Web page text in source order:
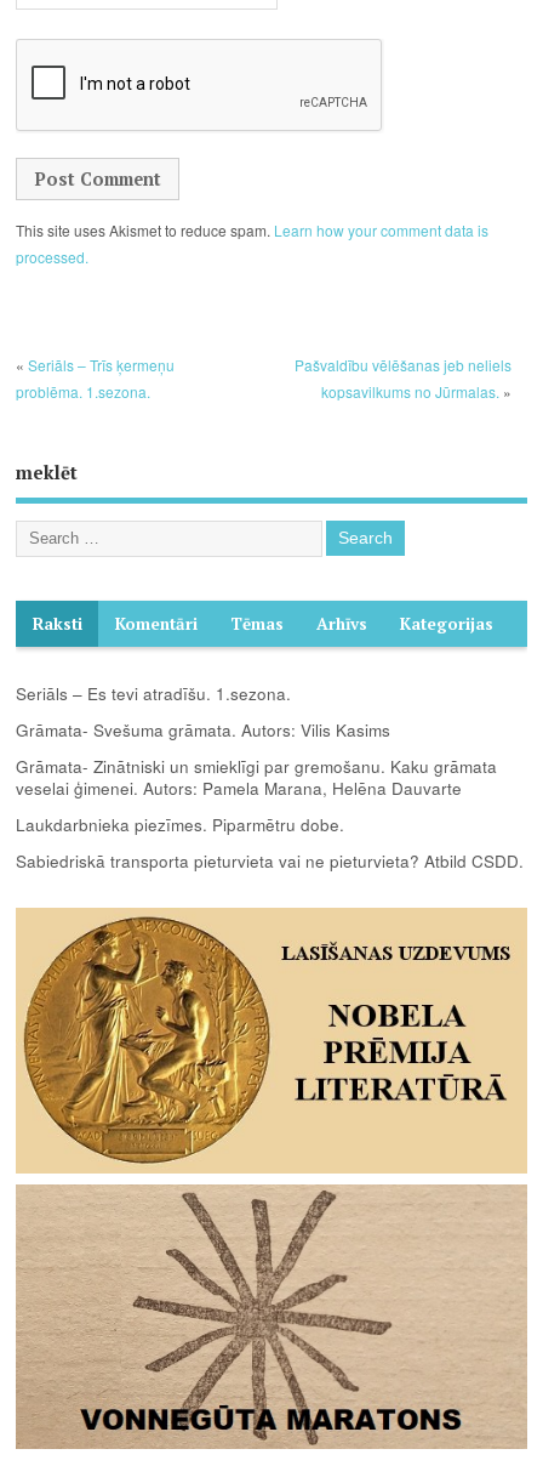
This site uses Akismet to reduce spam. Learn how your comment data is
processed.
«Seriāls – Trīs ķermeņu
problēma. 1.sezona.
Pašvaldību vēlēšanas jeb neliels
kopsavilkums no Jūrmalas. »
meklēt
Raksti Komentāri Tēmas Arhīvs Kategorijas
Seriāls – Es tevi atradīšu. 1.sezona.
Grāmata- Svešuma grāmata. Autors: Vilis Kasims
Grāmata- Zinātniski un smieklīgi par gremošanu. Kaku grāmata
veselai ģimenei. Autors: Pamela Marana, Helēna Dauvarte
Laukdarbnieka piezīmes. Piparmētru dobe.
Sabiedriskā transporta pieturvieta vai ne pieturvieta? Atbild CSDD.